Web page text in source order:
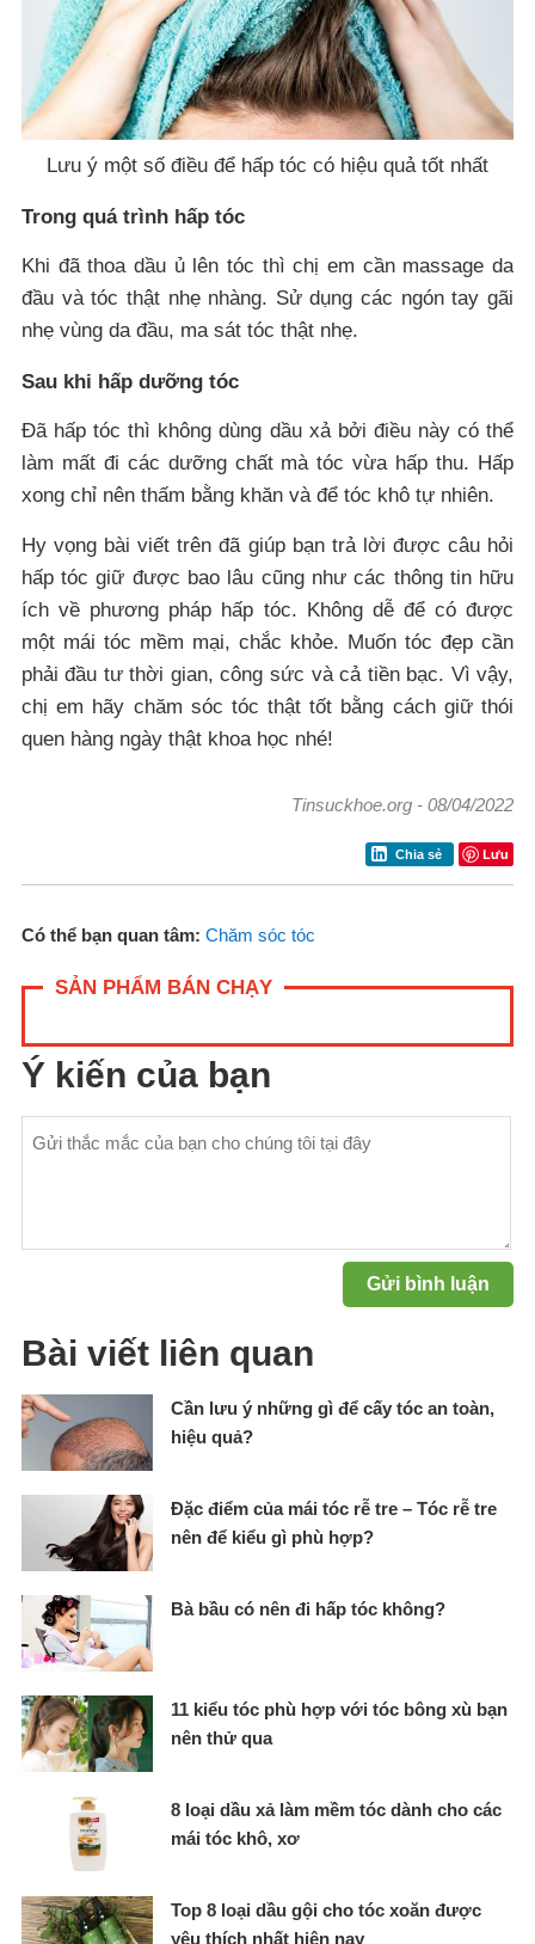
Lưu ý một số điều để hấp tóc có hiệu quả tốt nhất
Trong quá trình hấp tóc
Khi đã thoa dầu ủ lên tóc thì chị em cần massage da
đầu và tóc thật nhẹ nhàng. Sử dụng các ngón tay gãi
nhẹ vùng da đầu, ma sát tóc thật nhẹ.
Sau khi hấp dưỡng tóc
Đã hấp tóc thì không dùng dầu xả bởi điều này có thể
làm mất đi các dưỡng chất mà tóc vừa hấp thu. Hấp
xong chỉ nên thấm bằng khăn và để tóc khô tự nhiên.
Hy vọng bài viết trên đã giúp bạn trả lời được câu hỏi
hấp tóc giữ được bao lâu cũng như các thông tin hữu
ích về phương pháp hấp tóc. Không dễ để có được
một mái tóc mềm mại, chắc khỏe. Muốn tóc đẹp cần
phải đầu tư thời gian, công sức và cả tiền bạc. Vì vậy,
chị em hãy chăm sóc tóc thật tốt bằng cách giữ thói
quen hàng ngày thật khoa học nhé!
Tinsuckhoe.org -08/04/2022
Chia sẻ Lưu
Có thể bạn quan tâm: Chăm sóc tóc
SẢN PHẨM BÁN CHẠY
Ý kiến của bạn
Bài viết liên quan
Cần lưu ý những gì để cấy tóc an toàn,
hiệu quả?
Đặc điểm của mái tóc rễ tre – Tóc rễ tre
nên để kiểu gì phù hợp?
Bà bầu có nên đi hấp tóc không?
11 kiểu tóc phù hợp với tóc bông xù bạn
nên thử qua
8 loại dầu xả làm mềm tóc dành cho các
mái tóc khô, xơ
Top 8 loại dầu gội cho tóc xoăn được
yêu thích nhất hiện nay